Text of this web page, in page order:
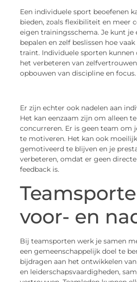
Een individuele sport beoefenen
bieden, zoals flexibiliteit en meer
eigen trainingsschema. Je kunt je
bepalen en zelf beslissen hoe
traint. Individuele sporten kunnen
het verbeteren van
opbouwen van discipline en focus.
Er zijn echter ook nadelen aan
Het kan eenzaam zijn om alleen
concurreren. Er is geen team om
te motiveren. Het kan ook
gemotiveerd te blijven en je
verbeteren, omdat er geen
feedback is.
voor- en
Bij teamsporten werk je samen
een gemeenschappelijk doel te
bijdragen aan het ontwikkelen
en leiderschapsvaardigheden,